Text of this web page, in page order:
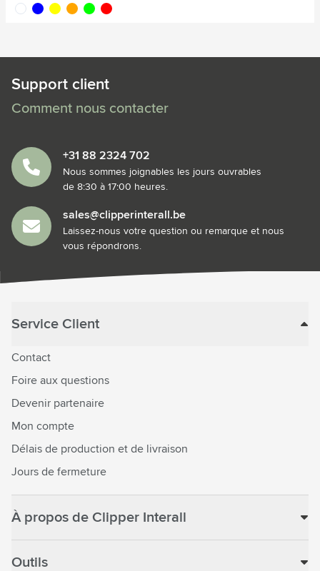
blancbleu jauneorange
lime rouge
Support client
Comment nous contacter
+31 88 2324 702
Nous sommes joignables les jours ouvrables
de 8:30 à 17:00 heures.
sales@clipperinterall.be
Laissez-nous votre question ou remarque et nous
vous répondrons.
Service Client
Contact
Foire aux questions
Devenir partenaire
Mon compte
Délais de production et de livraison
Jours de fermeture
À propos de Clipper Interall
Outils